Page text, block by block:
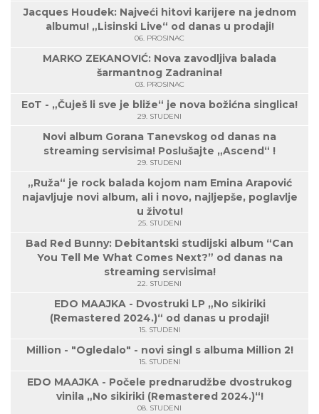
Jacques Houdek: Najveći hitovi karijere na jednom
albumu! „Lisinski Live“ od danas u prodaji!
06. PROSINAC
MARKO ZEKANOVIĆ: Nova zavodljiva balada
šarmantnog Zadranina!
03. PROSINAC
EoT - „Čuješ li sve je bliže“ je nova božićna singlica!
29. STUDENI
Novi album Gorana Tanevskog od danas na
streaming servisima! Poslušajte „Ascend“ !
29. STUDENI
„Ruža“ je rock balada kojom nam Emina Arapović
najavljuje novi album, ali i novo, najljepše, poglavlje
u životu!
25. STUDENI
Bad Red Bunny: Debitantski studijski album “Can
You Tell Me What Comes Next?” od danas na
streaming servisima!
22. STUDENI
EDO MAAJKA - Dvostruki LP „No sikiriki
(Remastered 2024.)“ od danas u prodaji!
15. STUDENI
Million - "Ogledalo" - novi singl s albuma Million 2!
15. STUDENI
EDO MAAJKA - Počele prednarudžbe dvostrukog
vinila „No sikiriki (Remastered 2024.)“!
08. STUDENI